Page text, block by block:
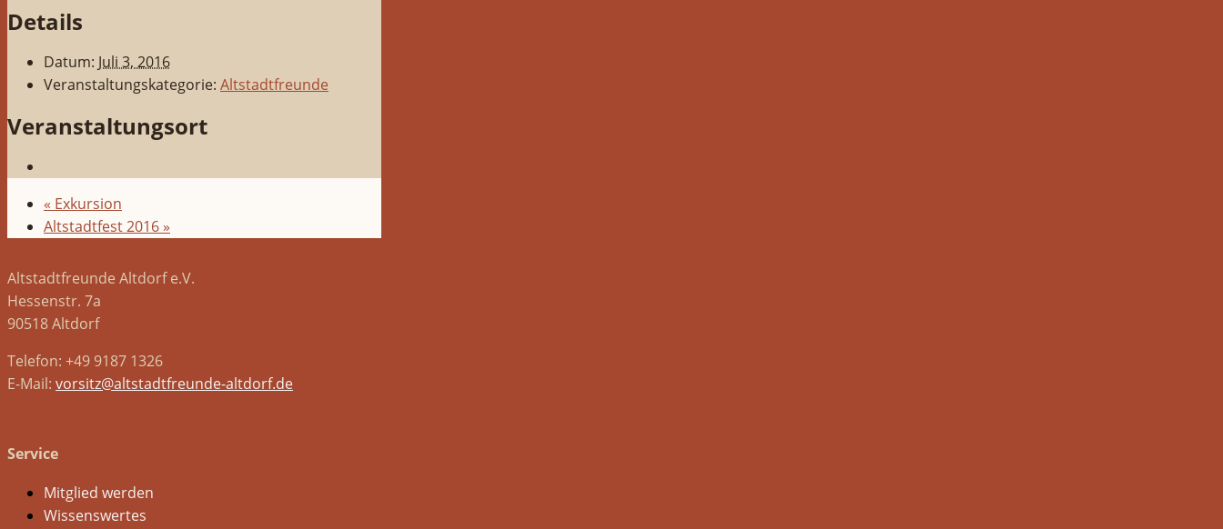
Details
Datum: Juli 3, 2016
Veranstaltungskategorie: Altstadtfreunde
Veranstaltungsort
« Exkursion
Altstadtfest 2016»
Altstadtfreunde Altdorf e.V.
Hessenstr. 7a
90518 Altdorf
Telefon: +49 9187 1326
E-Mail: vorsitz@altstadtfreunde-altdorf.de
Service
Mitglied werden
Wissenswertes